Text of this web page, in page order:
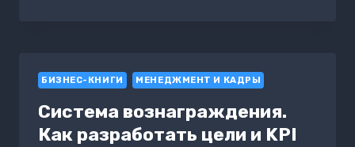
БИЗНЕС-КНИГИ МЕНЕДЖМЕНТ И КАДРЫ
Система вознаграждения.
Как разработать цели и KPI